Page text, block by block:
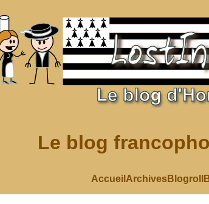
Le blog
Accueil ArchivesBlogroll